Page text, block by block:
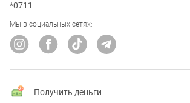
*0711
Мы в социальных сетях:
Получить деньги